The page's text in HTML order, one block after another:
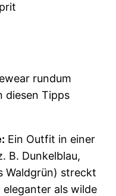
rundum
diesen Tipps
Ein Outfit in einer
B. Dunkelblau,
Waldgrün) streckt
als wilde